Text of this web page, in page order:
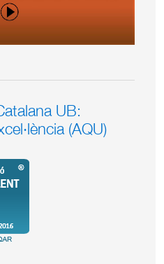
UB:
(AQU)